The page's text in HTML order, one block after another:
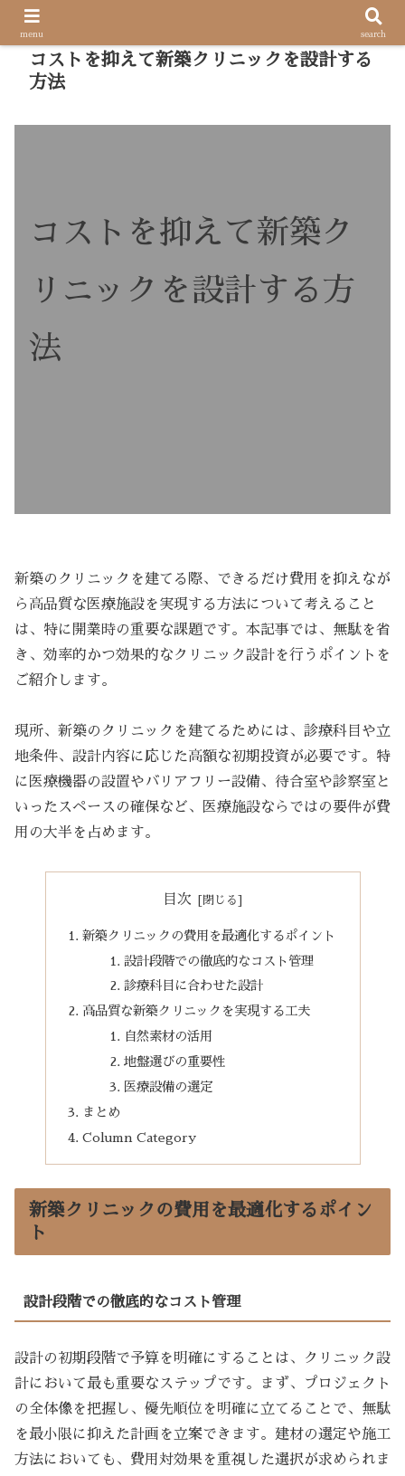
コストを抑えて新築クリニックを設計する
方法
コストを抑えて新築ク
リニックを設計する方
法
新築のクリニックを建てる際、できるだけ費用を抑えなが
ら高品質な医療施設を実現する方法について考えること
は、特に開業時の重要な課題です。本記事では、無駄を省
き、効率的かつ効果的なクリニック設計を行うポイントを
ご紹介します。
現所、新築のクリニックを建てるためには、診療科目や立
地条件、設計内容に応じた高額な初期投資が必要です。特
に医療機器の設置やバリアフリー設備、待合室や診察室と
いったスペースの確保など、医療施設ならではの要件が費
用の大半を占めます。
目次
新築クリニックの費用を最適化するポイント
設計段階での徹底的なコスト管理
診療科目に合わせた設計
高品質な新築クリニックを実現する工夫
自然素材の活用
地盤選びの重要性
医療設備の選定
まとめ
Column Category
新築クリニックの費用を最適化するポイン
ト
設計段階での徹底的なコスト管理
設計の初期段階で予算を明確にすることは、クリニック設
計において最も重要なステップです。まず、プロジェクト
の全体像を把握し、優先順位を明確に立てることで、無駄
を最小限に抑えた計画を立案できます。建材の選定や施工
方法においても、費用対効果を重視した選択が求められま
menu search